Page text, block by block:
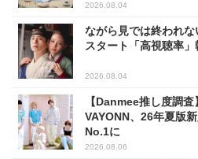
2026.08.04
ながら見では終われ
スタート「高視聴率
2026.08.04
【Danmee推し度調
VAYONN、26年夏版
No.1に
2026.08.06